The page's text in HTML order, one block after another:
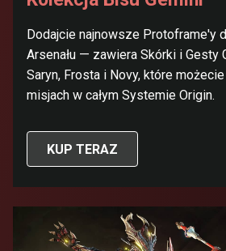
Dodajcie najnowsze Protoframe'y
Arsenału — zawiera Skórki i Gesty
Saryn, Frosta i Novy, które
misjach w całym Systemie Origin.
KUP TERAZ